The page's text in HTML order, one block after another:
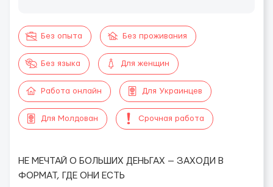
Без опыта Без проживания
Без языка Для женщин
Работа онлайн Для Украинцев
Для Молдован Срочная работа
НЕ МЕЧТАЙ О БОЛЬШИХ ДЕНЬГАХ — ЗАХОДИ В
ФОРМАТ, ГДЕ ОНИ ЕСТЬ